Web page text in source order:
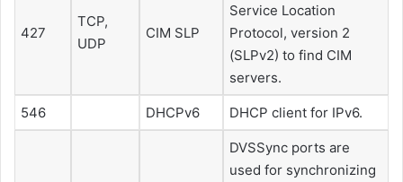
427
TCP,
UDP
CIM SLP
Service Location
Protocol, version 2
(SLPv2) to find CIM
servers.
546 DHCPv6 DHCP client for IPv6.
DVSSync ports are
used for synchronizing